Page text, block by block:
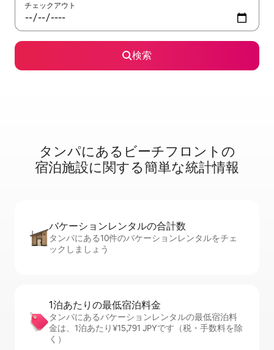
チェックアウト
検索
タンパに⁠あ⁠るビ⁠ー⁠チ⁠フ⁠ロ⁠ン⁠ト⁠の
宿⁠泊⁠施⁠設⁠に関⁠す⁠る簡⁠単⁠な統⁠計⁠情⁠報
バケーションレ⁠ン⁠タ⁠ル⁠の合⁠計⁠数
タンパにある10件のバケーションレンタルをチェ
ックしましょう
1泊あたりの最⁠低⁠宿⁠泊⁠料⁠金
タンパにあるバケーションレンタルの最低宿泊料
金は、1泊あたり¥15,791 JPYです（税・手数料を除
く）